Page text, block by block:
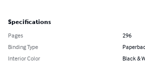
Specifications
Pages
296
Binding Type
Interior Color
Black &